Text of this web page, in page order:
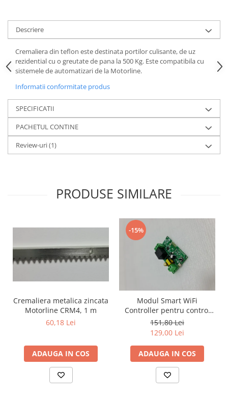
Descriere
Cremaliera din teflon este destinata portilor culisante, de uz
rezidential cu o greutate de pana la 500 Kg. Este compatibila cu
sistemele de automatizari de la Motorline.
Informatii conformitate produs
SPECIFICATII
PACHETUL CONTINE
Review-uri(1)
PRODUSE SIMILARE
Cremaliera metalica zincata
Motorline CRM4, 1 m
60,18 Lei
ADAUGA IN COS
-15%
Modul Smart WiFi
Controller pentru control
automatizare porti/usa
garaj YX-G4-220V, control
prin telefon, 1 canal, 220V
151,80 Lei
129,00 Lei
ADAUGA IN COS